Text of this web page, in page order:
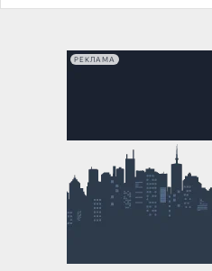
РЕКЛАМА